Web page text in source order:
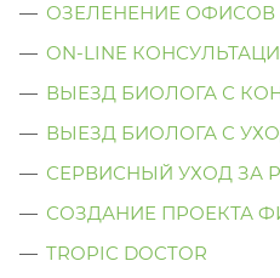
ОЗЕЛЕНЕНИЕ ОФИСОВ
ON-LINE
ВЫЕЗД БИОЛОГА С
ВЫЕЗД БИОЛОГА C
СЕРВИСНЫЙ УХОД ЗА
СОЗДАНИЕ ПРОЕКТА
TROPIC DOCTOR